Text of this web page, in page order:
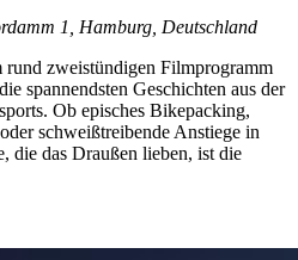
1, Hamburg, Deutschland
zweistündigen Filmprogramm
spannendsten Geschichten aus der
Ob episches Bikepacking,
schweißtreibende Anstiege in
die das Draußen lieben, ist die